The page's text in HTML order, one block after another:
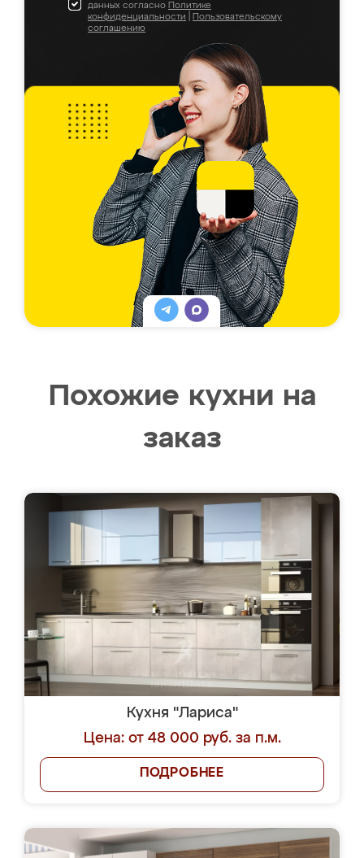
данных согласно Политике
конфиденциальности
Пользовательскому
соглашению
Похожие кухни на
заказ
Кухня "Лариса"
Цена: от 48 000 руб. за п.м.
ПОДРОБНЕЕ